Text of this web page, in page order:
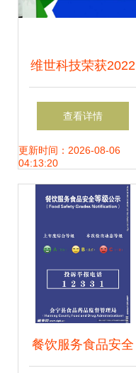
维世科技荣获2022
年3·15广东省产品
和服务质量诚信承
诺企业展示
查看详情
更新时间：2026-08-06
04:13:20
餐饮服务食品安全